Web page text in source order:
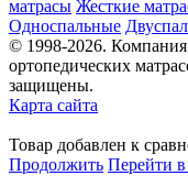
матрасы Жесткие
Односпальные
© 1998-2026.
ортопедических
защищены.
Карта сайта
Товар добавлен к
Продолжить Перейти